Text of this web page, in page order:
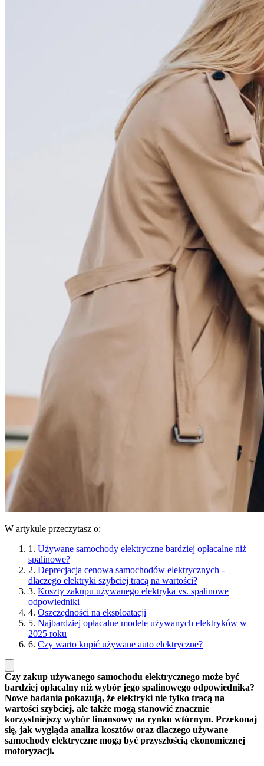
W artykule przeczytasz o:
1. Używane samochody elektryczne bardziej opłacalne niż
spalinowe?
2. Deprecjacja cenowa samochodów elektrycznych -
dlaczego elektryki szybciej tracą na wartości?
3. Koszty zakupu używanego elektryka vs. spalinowe
odpowiedniki
4. Oszczędności na eksploatacji
5. Najbardziej opłacalne modele używanych elektryków w
2025 roku
6. Czy warto kupić używane auto elektryczne?
Czy zakup używanego samochodu elektrycznego może być
bardziej opłacalny niż wybór jego spalinowego odpowiednika?
Nowe badania pokazują, że elektryki nie tylko tracą na
wartości szybciej, ale także mogą stanowić znacznie
korzystniejszy wybór finansowy na rynku wtórnym. Przekonaj
się, jak wygląda analiza kosztów oraz dlaczego używane
samochody elektryczne mogą być przyszłością ekonomicznej
motoryzacji.